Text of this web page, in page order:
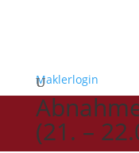
Maklerlogin
(21. –